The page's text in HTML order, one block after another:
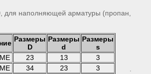
для наполняющей арматуры (пропан,
Размеры
D
Размеры
d
Размеры
s
23 13
3
34 23
3